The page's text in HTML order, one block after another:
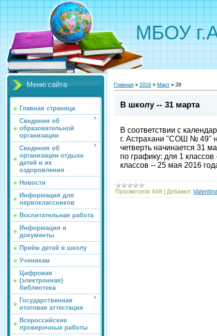
МБОУ
Меню сайта
Главная страница
Сведения об
образовательной
организации
Сведения об
организации отдыха
детей и их
оздоровления
Новости
Информация для
первоклассников
Воспитательная работа
Информация и
документы
Приём детей в школу
Ученикам
Цифровая
(электронная)
библиотека
Государственная
итоговая аттестация
Всероссийские
проверочные работы
Главная » 2016 » Март » 28
В школу -- 31 марта
В соответствии с
г. Астрахани "СОШ № 49"
четверть начинается 31
по графику: для 1
классов -- 25 мая 2016
Просмотров: 648 Добавил: